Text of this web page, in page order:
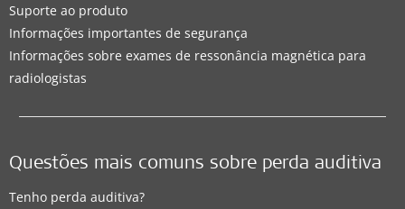
Suporte ao produto
Informações importantes de segurança
Informações sobre exames de ressonância magnética para
radiologistas
Questões mais comuns sobre perda auditiva
Tenho perda auditiva?